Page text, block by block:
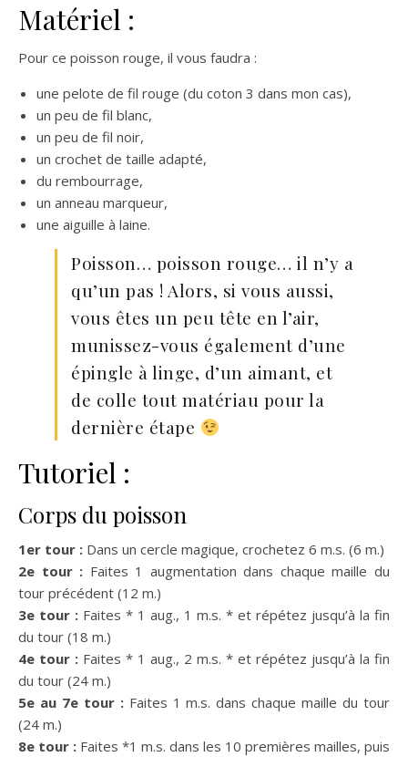
Matériel :
Pour ce poisson rouge, il vous faudra :
une pelote de fil rouge (du coton 3 dans mon cas),
un peu de fil blanc,
un peu de fil noir,
un crochet de taille adapté,
du rembourrage,
un anneau marqueur,
une aiguille à laine.
Poisson… poisson rouge… il n’y a
qu’un pas ! Alors, si vous aussi,
vous êtes un peu tête en l’air,
munissez-vous également d’une
épingle à linge, d’un aimant, et
de colle tout matériau pour la
dernière étape
Tutoriel :
Corps du poisson
1er tour : Dans un cercle magique, crochetez 6 m.s. (6 m.)
2e tour : Faites 1 augmentation dans chaque maille du
tour précédent (12 m.)
3e tour : Faites * 1 aug., 1 m.s. * et répétez jusqu’à la fin
du tour (18 m.)
4e tour : Faites * 1 aug., 2 m.s. * et répétez jusqu’à la fin
du tour (24 m.)
5e au 7e tour :Faites 1 m.s. dans chaque maille du tour
(24 m.)
8e tour : Faites *1 m.s. dans les 10 premières mailles, puis